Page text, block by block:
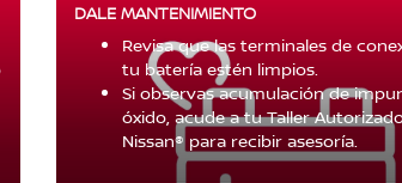
DALE MANTENIMIENTO
Revisa que las terminales de
tu batería estén limpios.
Si observas acumulación de
óxido, acude a tu Taller
Nissan® para recibir asesoría.